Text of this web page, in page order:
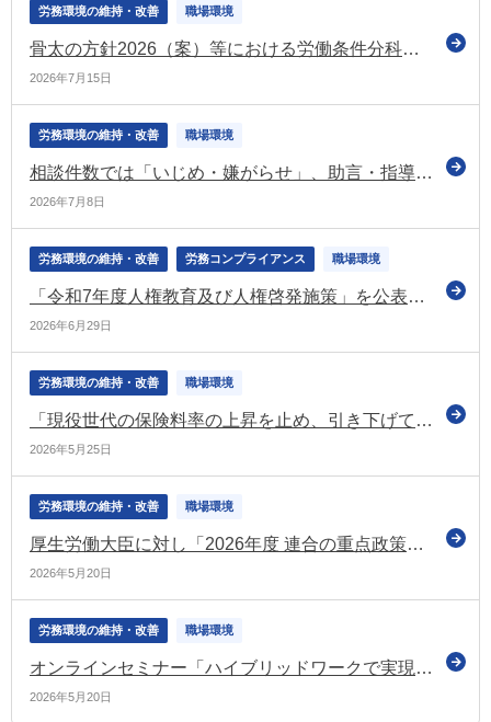
労務環境の維持・改善 職場環境
骨太の方針2026（案）等における労働条件分科会に関係する部分を紹介（労政審の労働条件分科会）
2026年7月15日
労務環境の維持・改善 職場環境
相談件数では「いじめ・嫌がらせ」、助言・指導の申出件数では「労働条件の引き下げ」、あっせんの申請件数では「解雇」がトップ（令和7年度の個別労働紛争の状況）
2026年7月8日
労務環境の維持・改善 労務コンプライアンス 職場環境
「令和7年度人権教育及び人権啓発施策」を公表 ビジネスと人権や職場におけるハラスメント対策についても掲載（法務省）
2026年6月29日
労務環境の維持・改善 職場環境
「現役世代の保険料率の上昇を止め、引き下げていく」 令和8年度中に改革の具体化と工程の明確化を図る（経済財政諮問会議）
2026年5月25日
労務環境の維持・改善 職場環境
厚生労働大臣に対し「2026年度 連合の重点政策」について要請（連合）
2026年5月20日
労務環境の維持・改善 職場環境
オンラインセミナー「ハイブリッドワークで実現するウェルビーイング経営」を開催（テレワーク総合ポータルサイト）
2026年5月20日